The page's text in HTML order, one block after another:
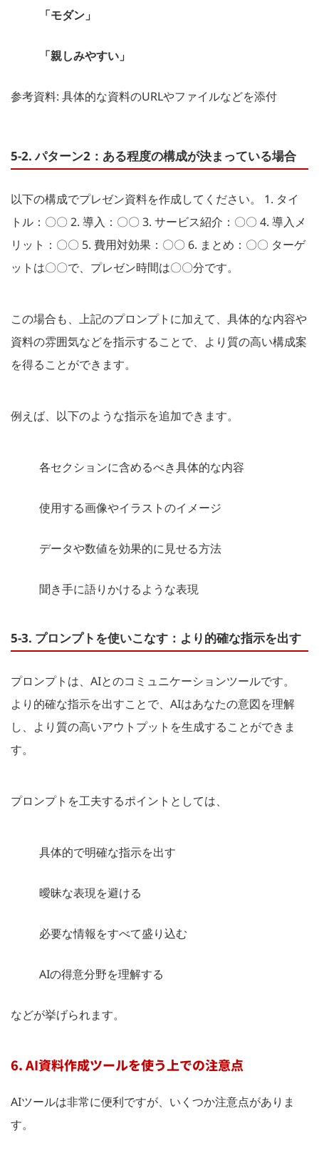
「モダン」
「親しみやすい」
参考資料: 具体的な資料のURLやファイルなどを添付
5-2. パターン2：ある程度の構成が決まっている場合
以下の構成でプレゼン資料を作成してください。 1. タイ
トル：〇〇 2. 導入：〇〇 3. サービス紹介：〇〇 4. 導入メ
リット：〇〇 5. 費用対効果：〇〇 6. まとめ：〇〇 ターゲ
ットは〇〇で、プレゼン時間は〇〇分です。
この場合も、上記のプロンプトに加えて、具体的な内容や
資料の雰囲気などを指示することで、より質の高い構成案
を得ることができます。
例えば、以下のような指示を追加できます。
各セクションに含めるべき具体的な内容
使用する画像やイラストのイメージ
データや数値を効果的に見せる方法
聞き手に語りかけるような表現
5-3. プロンプトを使いこなす：より的確な指示を出す
プロンプトは、AIとのコミュニケーションツールです。
より的確な指示を出すことで、AIはあなたの意図を理解
し、より質の高いアウトプットを生成することができま
す。
プロンプトを工夫するポイントとしては、
具体的で明確な指示を出す
曖昧な表現を避ける
必要な情報をすべて盛り込む
AIの得意分野を理解する
などが挙げられます。
6. AI資料作成ツールを使う上での注意点
AIツールは非常に便利ですが、いくつか注意点がありま
す。